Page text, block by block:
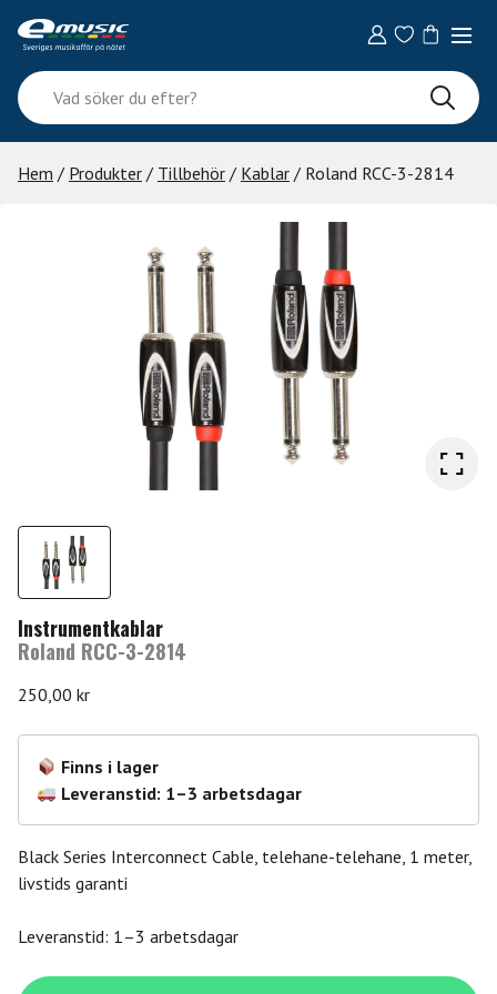
content
Vad
söker
du
efter?
Hem / Produkter / Tillbehör / Kablar / Roland RCC-3-2814
Instrumentkablar
Roland RCC-3-2814
250,00 kr
Finns i lager
Leveranstid: 1–3 arbetsdagar
Black Series Interconnect Cable, telehane-telehane, 1 meter,
livstids garanti
Leveranstid: 1–3 arbetsdagar
Roland